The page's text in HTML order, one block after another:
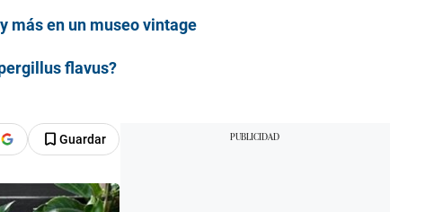
más en un museo vintage
flavus?
Guardar